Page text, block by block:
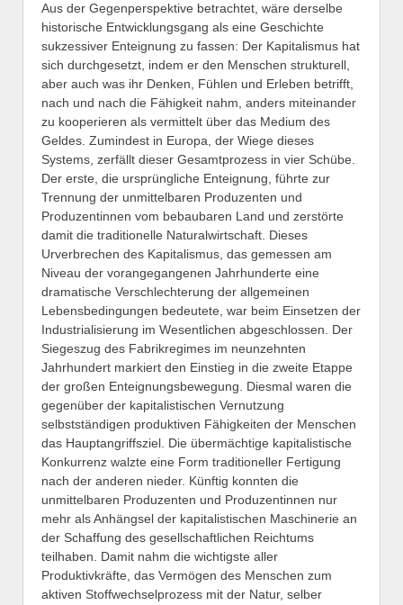
Aus der Gegenperspektive betrachtet, wäre derselbe
historische Entwicklungsgang als eine Geschichte
sukzessiver Enteignung zu fassen: Der Kapitalismus hat
sich durchgesetzt, indem er den Menschen strukturell,
aber auch was ihr Denken, Fühlen und Erleben betrifft,
nach und nach die Fähigkeit nahm, anders miteinander
zu kooperieren als vermittelt über das Medium des
Geldes. Zumindest in Europa, der Wiege dieses
Systems, zerfällt dieser Gesamtprozess in vier Schübe.
Der erste, die ursprüngliche Enteignung, führte zur
Trennung der unmittelbaren Produzenten und
Produzentinnen vom bebaubaren Land und zerstörte
damit die traditionelle Naturalwirtschaft. Dieses
Urverbrechen des Kapitalismus, das gemessen am
Niveau der vorangegangenen Jahrhunderte eine
dramatische Verschlechterung der allgemeinen
Lebensbedingungen bedeutete, war beim Einsetzen der
Industrialisierung im Wesentlichen abgeschlossen. Der
Siegeszug des Fabrikregimes im neunzehnten
Jahrhundert markiert den Einstieg in die zweite Etappe
der großen Enteignungsbewegung. Diesmal waren die
gegenüber der kapitalistischen Vernutzung
selbstständigen produktiven Fähigkeiten der Menschen
das Hauptangriffsziel. Die übermächtige kapitalistische
Konkurrenz walzte eine Form traditioneller Fertigung
nach der anderen nieder. Künftig konnten die
unmittelbaren Produzenten und Produzentinnen nur
mehr als Anhängsel der kapitalistischen Maschinerie an
der Schaffung des gesellschaftlichen Reichtums
teilhaben. Damit nahm die wichtigste aller
Produktivkräfte, das Vermögen des Menschen zum
aktiven Stoffwechselprozess mit der Natur, selber